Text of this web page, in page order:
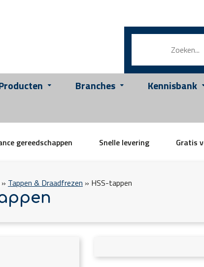
Branches Kennisbank
gereedschappen Snelle levering Gratis
» Tappen & Draadfrezen » HSS-tappen